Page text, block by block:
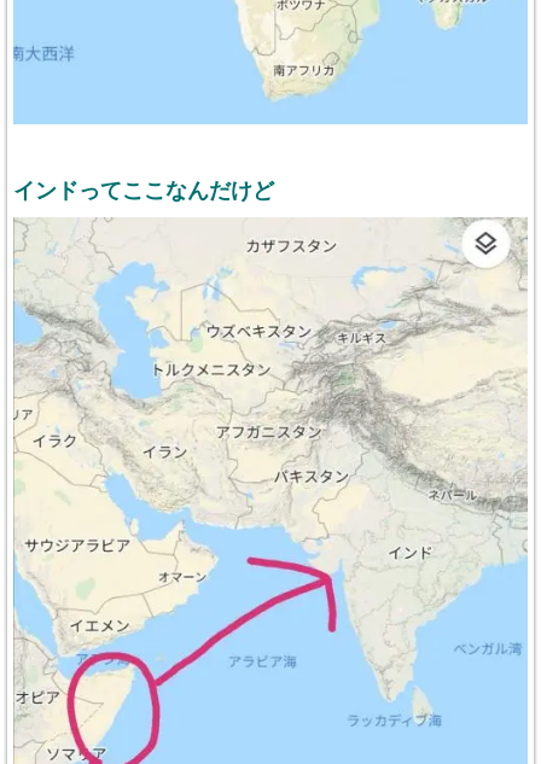
インドってここなんだけど